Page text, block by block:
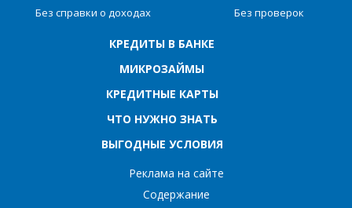
Без справки о доходах
Без проверок
КРЕДИТЫ В БАНКЕ
МИКРОЗАЙМЫ
КРЕДИТНЫЕ КАРТЫ
ЧТО НУЖНО ЗНАТЬ
ВЫГОДНЫЕ УСЛОВИЯ
Реклама на сайте
Содержание